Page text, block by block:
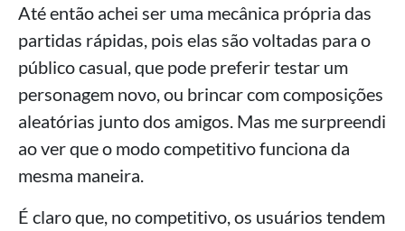
Até então achei ser uma mecânica própria das
partidas rápidas, pois elas são voltadas para o
público casual, que pode preferir testar um
personagem novo, ou brincar com composições
aleatórias junto dos amigos. Mas me surpreendi
ao ver que o modo competitivo funciona da
mesma maneira.
É claro que, no competitivo, os usuários tendem